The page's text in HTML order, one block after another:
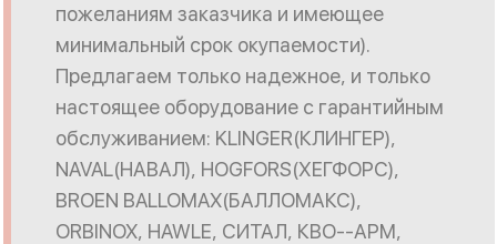
пожеланиям заказчика и имеющее
минимальный срок окупаемости).
Предлагаем только надежное, и только
настоящее оборудование с гарантийным
обслуживанием: KLINGER(КЛИНГЕР),
NAVAL(НАВАЛ), HOGFORS(ХЕГФОРС),
BROEN BALLOMAX(БАЛЛОМАКС),
ORBINOX, HAWLE, СИТАЛ, КВО--АРМ,